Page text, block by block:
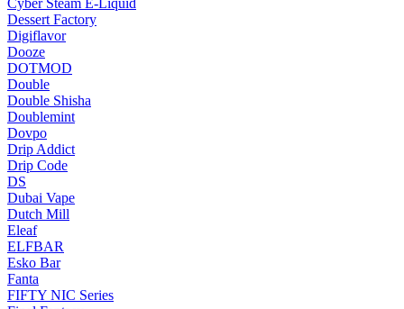
Cyber Steam E-Liquid
Dessert Factory
Digiflavor
Dooze
DOTMOD
Double
Double Shisha
Doublemint
Dovpo
Drip Addict
Drip Code
DS
Dubai Vape
Dutch Mill
Eleaf
ELFBAR
Esko Bar
Fanta
FIFTY NIC Series